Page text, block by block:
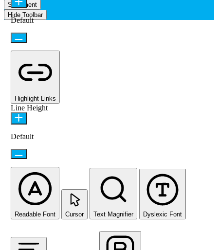
Statement
Hide Toolbar
Default
Highlight Links
Line Height
Default
Readable Font Cursor Text Magnifier Dyslexic Font